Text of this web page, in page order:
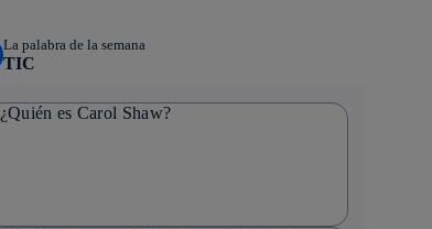
La palabra de la semana
TIC
¿Quién es Carol Shaw?